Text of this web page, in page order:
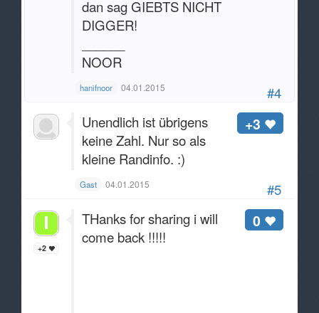
#4
dan sag GIEBTS NICHT
DIGGER!
NOOR
hanifnoor 04.01.2015
#5
+3
Unendlich ist übrigens
keine Zahl. Nur so als
kleine Randinfo. :)
Gast 04.01.2015
+2
0
THanks for sharing i will
come back !!!!!